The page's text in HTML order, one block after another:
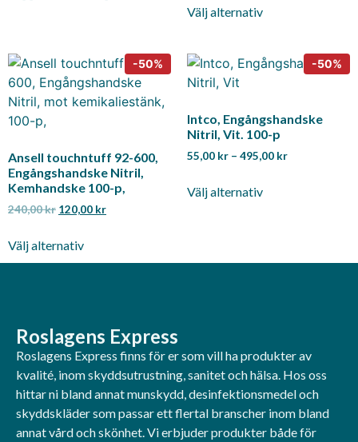
Välj alternativ
Ansell touchntuff 92-600,
Engångshandske Nitril,
Kemhandske 100-p,
240,00kr 120,00 kr
Välj alternativ
Intco, Engångshandske
Nitril, Vit. 100-p
55,00 kr – 495,00 kr
Välj alternativ
Roslagens Express
Roslagens Express finns för er som vill ha produkter av
kvalité, inom skyddsutrustning, sanitet och hälsa. Hos oss
hittar ni bland annat munskydd, desinfektionsmedel och
skyddskläder som passar ett flertal branscher inom bland
annat vård och skönhet. Vi erbjuder produkter både för